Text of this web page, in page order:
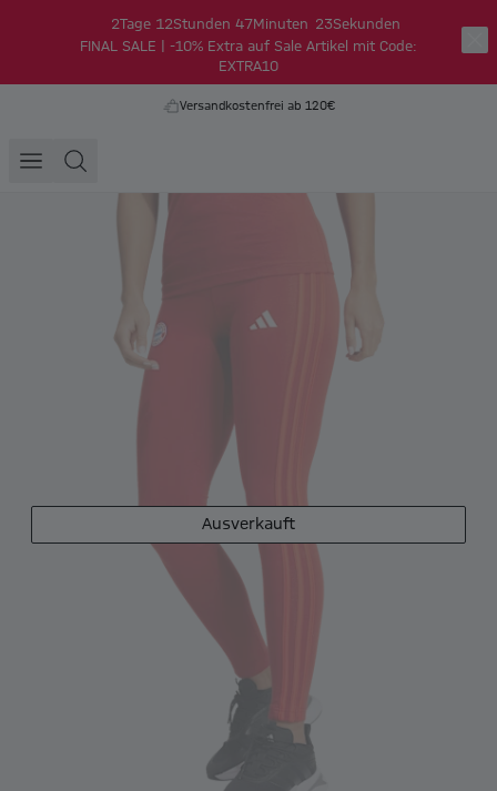
2Tage 12Stunden 47Minuten 23Sekunden
FINAL SALE | -10% Extra auf Sale Artikel mit Code:
EXTRA10
Versandkostenfrei ab 120€
Ausverkauft